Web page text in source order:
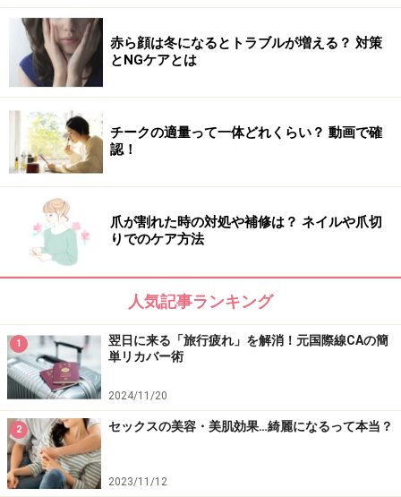
赤ら顔は冬になるとトラブルが増える？ 対策
とNGケアとは
チークの適量って一体どれくらい？ 動画で確
認！
爪が割れた時の対処や補修は？ ネイルや爪切
りでのケア方法
人気記事ランキング
1
翌日に来る「旅行疲れ」を解消！元国際線CAの簡
単リカバー術
2024/11/20
2 セックスの美容・美肌効果…綺麗になるって本当？
2023/11/12